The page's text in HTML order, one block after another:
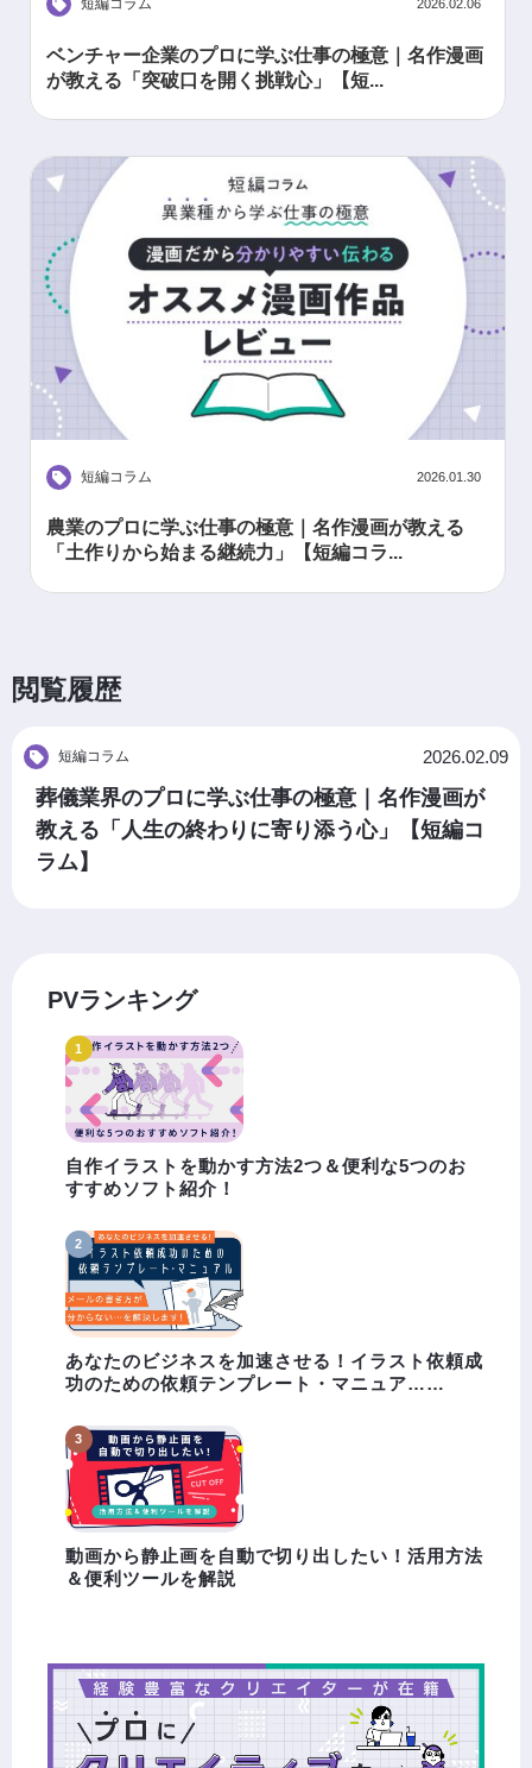
2026.02.06
ベンチャー企業のプロに学ぶ仕事の極意｜名作漫画
が教える「突破口を開く挑戦心」【短...
短編コラム 2026.01.30
農業のプロに学ぶ仕事の極意｜名作漫画が教える
「土作りから始まる継続力」【短編コラ...
閲覧履歴
短編コラム 2026.02.09
葬儀業界のプロに学ぶ仕事の極意｜名作漫画が
教える「人生の終わりに寄り添う心」【短編コ
ラム】
PVランキング
自作イラストを動かす方法2つ＆便利な5つのお
すすめソフト紹介！
あなたのビジネスを加速させる！イラスト依頼成
功のための依頼テンプレート・マニュア……
動画から静止画を自動で切り出したい！活用方法
＆便利ツールを解説